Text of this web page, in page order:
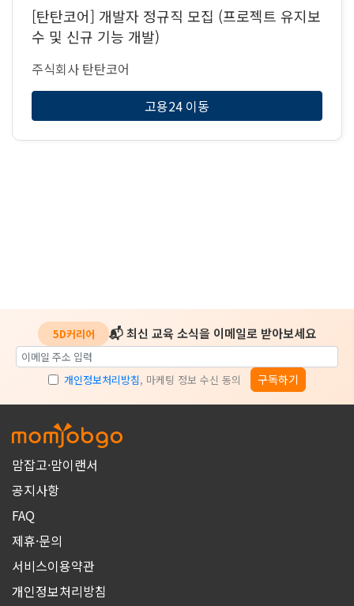
[탄탄코어] 개발자 정규직 모집 (프로젝트 유지보
수 및 신규 기능 개발)
주식회사 탄탄코어
고용24 이동
5D커리어 📬 최신 교육 소식을 이메일로 받아보세요
개인정보처리방침, 마케팅 정보 수신 동의 구독하기
맘잡고·맘이랜서
공지사항
FAQ
제휴·문의
서비스이용약관
개인정보처리방침